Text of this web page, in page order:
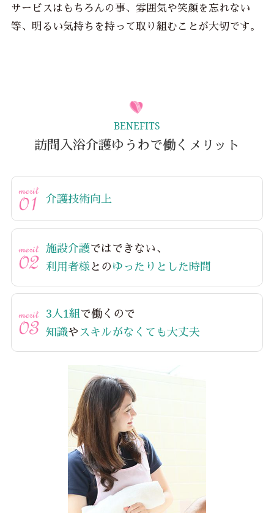
サービスはもちろんの事、雰囲気や笑顔を忘れない
等、明るい気持ちを持って取り組むことが大切です。
BENEFITS
訪問入浴介護ゆうわで働くメリット
介護技術向上
施設介護ではできない、
利用者様とのゆったりとした時間
3人1組で働くので
知識や スキルがなくても大丈夫